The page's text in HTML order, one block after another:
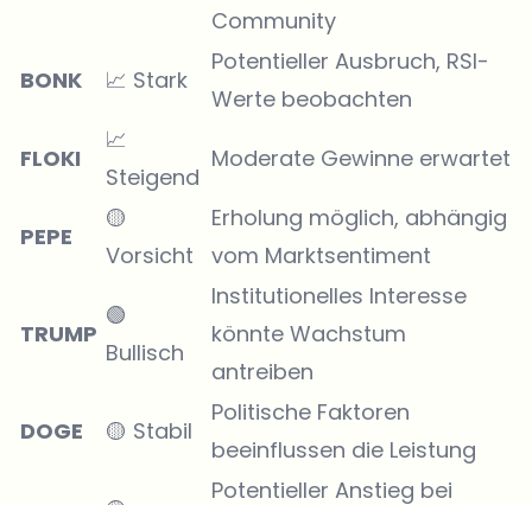
Community
BONK
📈 Stark
Potentieller Ausbruch, RSI-
Werte beobachten
FLOKI
📈
Steigend
Moderate Gewinne erwartet
PEPE
🟡
Vorsicht
Erholung möglich, abhängig
vom Marktsentiment
TRUMP
🟢
Bullisch
Institutionelles Interesse
könnte Wachstum
antreiben
DOGE
🟡 Stabil
Politische Faktoren
beeinflussen die Leistung
Potentieller Anstieg bei